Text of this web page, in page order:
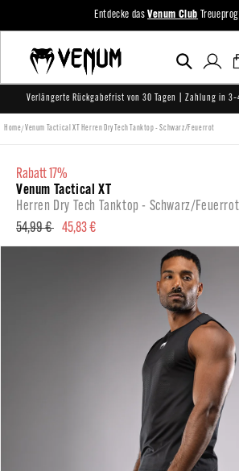
Inhalt
Entdecke dasVenum Club
Einloggen
Verlängerte Rückgabefrist von 30 Tagen | Zahlung in
Home/Venum Tactical XT Herren Dry Tech Tanktop - Schwarz/Feuerrot
rabatt 17%
Venum Tactical XT
Herren Dry Tech Tanktop - Schwarz/Feuerrot
Normaler
Preis
54,99 € Verkaufspreis
45,83 €